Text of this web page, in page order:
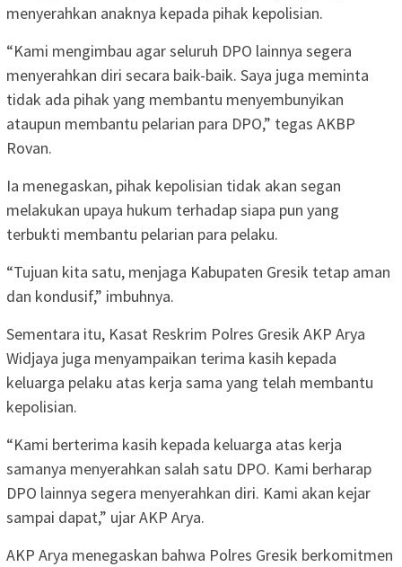
menyerahkan anaknya kepada pihak kepolisian.
“Kami mengimbau agar seluruh DPO lainnya segera
menyerahkan diri secara baik-baik. Saya juga meminta
tidak ada pihak yang membantu menyembunyikan
ataupun membantu pelarian para DPO,” tegas AKBP
Rovan.
Ia menegaskan, pihak kepolisian tidak akan segan
melakukan upaya hukum terhadap siapa pun yang
terbukti membantu pelarian para pelaku.
“Tujuan kita satu, menjaga Kabupaten Gresik tetap aman
dan kondusif,” imbuhnya.
Sementara itu, Kasat Reskrim Polres Gresik AKP Arya
Widjaya juga menyampaikan terima kasih kepada
keluarga pelaku atas kerja sama yang telah membantu
kepolisian.
“Kami berterima kasih kepada keluarga atas kerja
samanya menyerahkan salah satu DPO. Kami berharap
DPO lainnya segera menyerahkan diri. Kami akan kejar
sampai dapat,” ujar AKP Arya.
AKP Arya menegaskan bahwa Polres Gresik berkomitmen